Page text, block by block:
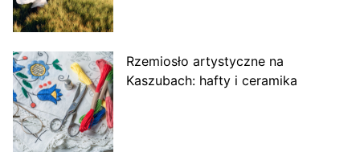
Rzemiosło artystyczne na
Kaszubach: hafty i ceramika